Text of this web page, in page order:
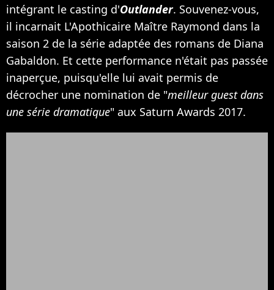
intégrant le casting d'Outlander. Souvenez-vous,
il incarnait L'Apothicaire Maître Raymond dans la
saison 2 de la série adaptée des romans de Diana
Gabaldon. Et cette performance n'était pas passée
inaperçue, puisqu'elle lui avait permis de
décrocher une nomination de "meilleur guest dans
une série dramatique" aux Saturn Awards 2017.